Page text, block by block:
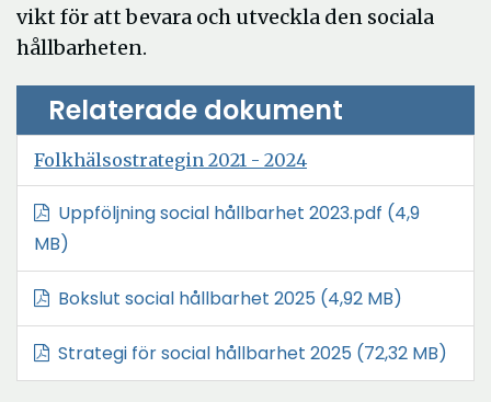
vikt för att bevara och utveckla den sociala
hållbarheten.
Relaterade dokument
Folkhälsostrategin 2021 - 2024
Uppföljning social hållbarhet 2023.pdf (4,9
MB)
Bokslut social hållbarhet 2025 (4,92 MB)
Strategi för social hållbarhet 2025 (72,32 MB)